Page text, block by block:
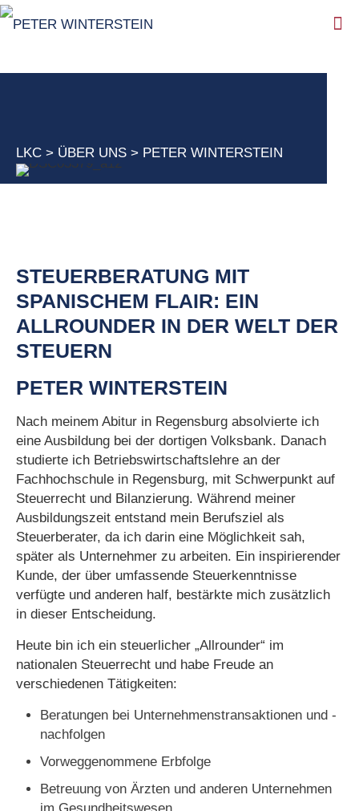
LKC > ÜBER UNS > PETER WINTERSTEIN
STEUERBERATUNG MIT
SPANISCHEM FLAIR: EIN
ALLROUNDER IN DER WELT DER
STEUERN
PETER WINTERSTEIN
Nach meinem Abitur in Regensburg absolvierte ich
eine Ausbildung bei der dortigen Volksbank. Danach
studierte ich Betriebswirtschaftslehre an der
Fachhochschule in Regensburg, mit Schwerpunkt auf
Steuerrecht und Bilanzierung. Während meiner
Ausbildungszeit entstand mein Berufsziel als
Steuerberater, da ich darin eine Möglichkeit sah,
später als Unternehmer zu arbeiten. Ein inspirierender
Kunde, der über umfassende Steuerkenntnisse
verfügte und anderen half, bestärkte mich zusätzlich
in dieser Entscheidung.
Heute bin ich ein steuerlicher „Allrounder“ im
nationalen Steuerrecht und habe Freude an
verschiedenen Tätigkeiten:
Beratungen bei Unternehmenstransaktionen und -
nachfolgen
Vorweggenommene Erbfolge
Betreuung von Ärzten und anderen Unternehmen